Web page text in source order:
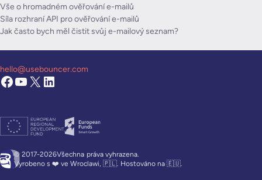
Vše o hromadném ověřování e-mailů
Síla rozhraní API pro ověřování e-mailů
Jak často bych měl čistit svůj e-mailový seznam?
© 2017-2026Všechna práva vyhrazena.
Vyrobeno s ❤️ ve Wroclawi, 🇵🇱. Hostováno na 🇪🇺.
hello@usebouncer.com